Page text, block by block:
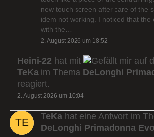
new touch screen after care of the
idem not working. I noticed that the
with the…
2. August 2026 um 18:52
Heini-22 hat mit
auf
TeKa im Thema DeLonghi
reagiert.
2. August 2026 um 10:04
TeKa hat eine Antwort im
DeLonghi Primadonna